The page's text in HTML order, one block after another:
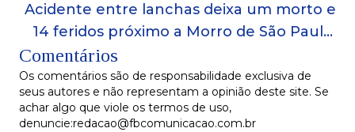
Acidente entre lanchas deixa um morto e
14 feridos próximo a Morro de São Paulo,
Comentários
Os comentários são de responsabilidade exclusiva de
seus autores e não representam a opinião deste site. Se
achar algo que viole os termos de uso,
denuncie:redacao@fbcomunicacao.com.br